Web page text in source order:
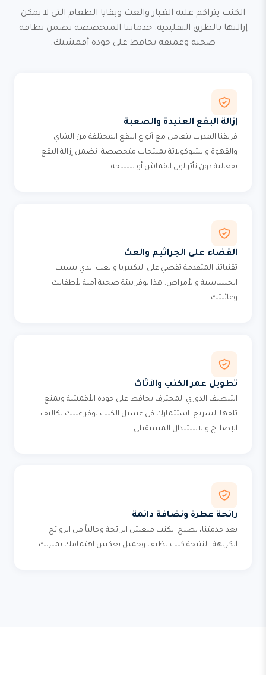
الكنب يتراكم عليه الغبار والعث وبقايا الطعام التي لا يمكن
إزالتها بالطرق التقليدية. خدماتنا المتخصصة تضمن نظافة
صحية وعميقة تحافظ على جودة أقمشتك.
إزالة البقع العنيدة والصعبة
فريقنا المدرب يتعامل مع أنواع البقع المختلفة من الشاي
والقهوة والشوكولاتة بمنتجات متخصصة. نضمن إزالة البقع
بفعالية دون تأثر لون القماش أو نسيجه.
القضاء على الجراثيم والعث
تقنياتنا المتقدمة تقضي على البكتيريا والعث الذي يسبب
الحساسية والأمراض. هذا يوفر بيئة صحية آمنة لأطفالك
وعائلتك.
تطويل عمر الكنب والأثاث
التنظيف الدوري المحترف يحافظ على جودة الأقمشة ويمنع
تلفها السريع. استثمارك في غسيل الكنب يوفر عليك تكاليف
الإصلاح والاستبدال المستقبلي.
رائحة عطرة ونضافة دائمة
بعد خدمتنا، يصبح الكنب منعش الرائحة وخالياً من الروائح
الكريهة. النتيجة كنب نظيف وجميل يعكس اهتمامك بمنزلك.